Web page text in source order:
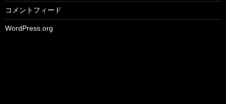
コメントフィード
WordPress.org